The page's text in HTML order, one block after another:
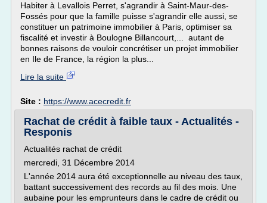
Habiter à Levallois Perret, s'agrandir à Saint-Maur-des-
Fossés pour que la famille puisse s'agrandir elle aussi, se
constituer un patrimoine immobilier à Paris, optimiser sa
fiscalité et investir à Boulogne Billancourt,... autant de
bonnes raisons de vouloir concrétiser un projet immobilier
en Ile de France, la région la plus...
Lire la suite
Site : https://www.acecredit.fr
Rachat de crédit à faible taux - Actualités -
Responis
Actualités rachat de crédit
mercredi, 31 Décembre 2014
L'année 2014 aura été exceptionnelle au niveau des taux,
battant successivement des records au fil des mois. Une
aubaine pour les emprunteurs dans le cadre de crédit ou